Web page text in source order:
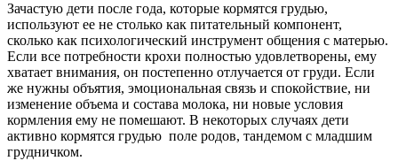
Зачастую дети после года, которые кормятся грудью,
используют ее не столько как питательный компонент,
сколько как психологический инструмент общения с матерью.
Если все потребности крохи полностью удовлетворены, ему
хватает внимания, он постепенно отлучается от груди. Если
же нужны объятия, эмоциональная связь и спокойствие, ни
изменение объема и состава молока, ни новые условия
кормления ему не помешают. В некоторых случаях дети
активно кормятся грудью поле родов, тандемом с младшим
грудничком.